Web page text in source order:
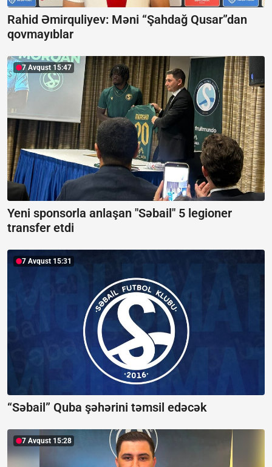
Rahid Əmirquliyev: Məni “Şahdağ Qusar”dan
qovmayıblar
7 Avqust 15:47
Yeni sponsorla anlaşan "Səbail" 5 legioner
transfer etdi
7 Avqust 15:31
“Səbail” Quba şəhərini təmsil edəcək
7 Avqust 15:28